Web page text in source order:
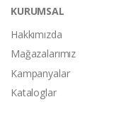
KURUMSAL
Hakkımızda
Mağazalarımız
Kampanyalar
Kataloglar